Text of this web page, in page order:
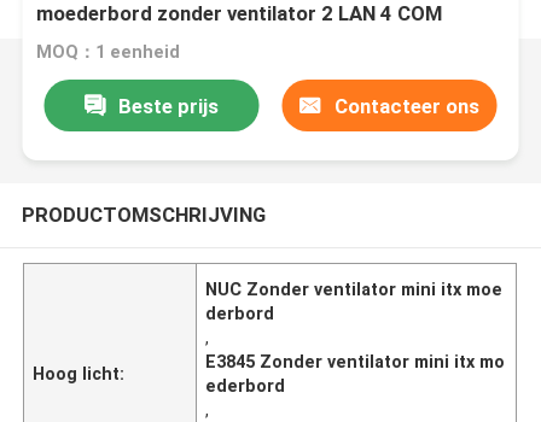
moederbord zonder ventilator 2 LAN 4 COM
Industrieel NUC-moederbord
MOQ：1 eenheid
Beste prijs Contacteer ons
PRODUCTOMSCHRIJVING
Hoog licht:
NUC Zonder ventilator mini itx moe
derbord
,
E3845 Zonder ventilator mini itx mo
ederbord
,